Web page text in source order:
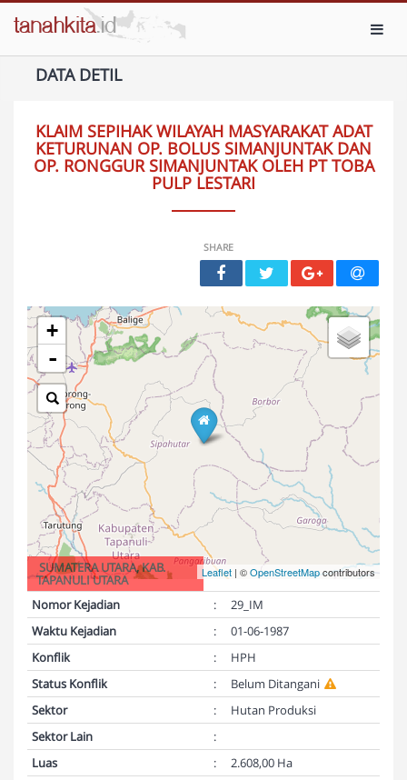
DATA DETIL
KLAIM SEPIHAK WILAYAH MASYARAKAT ADAT
KETURUNAN OP. BOLUS SIMANJUNTAK DAN
OP. RONGGUR SIMANJUNTAK OLEH PT TOBA
PULP LESTARI
SHARE
+
-
Leaflet | ©OpenStreetMapcontributors
SUMATERA UTARA, KAB.
TAPANULI UTARA
Nomor Kejadian
:
29_IM
Waktu Kejadian
:
01-06-1987
Konflik
:
HPH
Status Konflik
:
Belum Ditangani
Sektor
:
Hutan Produksi
Sektor Lain
:
Luas
:
2.608,00 Ha